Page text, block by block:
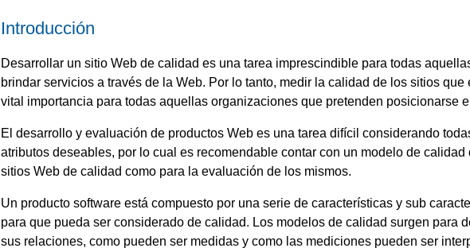
Introducción
Desarrollar un sitio Web de calidad es una tarea imprescindible para todas
brindar servicios a través de la Web. Por lo tanto, medir la calidad de los sitios
vital importancia para todas aquellas organizaciones que pretenden posicionarse
El desarrollo y evaluación de productos Web es una tarea difícil considerando
atributos deseables, por lo cual es recomendable contar con un modelo de
sitios Web de calidad como para la evaluación de los mismos.
Un producto software está compuesto por una serie de características y sub
para que pueda ser considerado de calidad. Los modelos de calidad surgen para
sus relaciones, como pueden ser medidas y como las mediciones pueden ser